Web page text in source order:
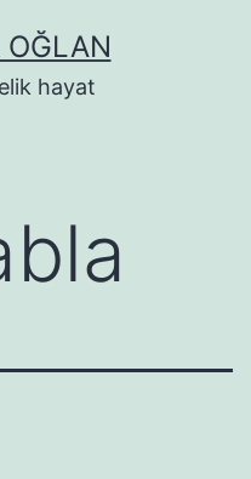
OĞLAN
hayat